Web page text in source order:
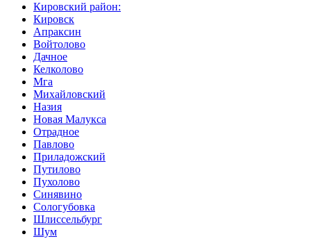
Кировский район:
Кировск
Апраксин
Войтолово
Дачное
Келколово
Мга
Михайловский
Назия
Новая Малукса
Отрадное
Павлово
Приладожский
Путилово
Пухолово
Синявино
Сологубовка
Шлиссельбург
Шум